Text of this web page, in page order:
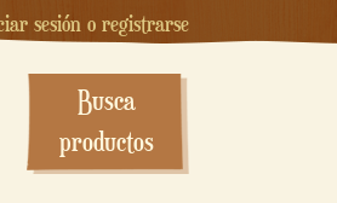
sesión o registrarse
Busca
productos